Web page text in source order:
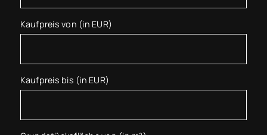
Kaufpreis von (in EUR)
Kaufpreis bis (in EUR)